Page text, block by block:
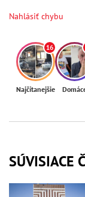
Nahlásiť chybu
16
Najčítanejšie
SÚVISIACE